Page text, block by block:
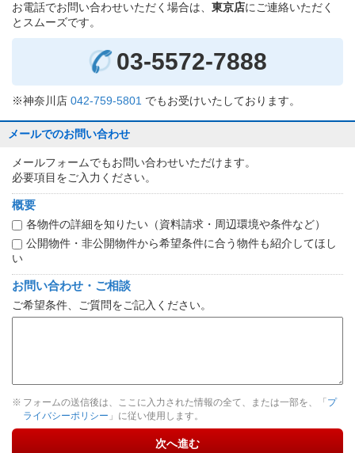
お電話でお問い合わせいただく場合は、 東京店にご連絡いただく
とスムーズです。
03-5572-7888
※神奈川店 042-759-5801 でもお受けいたしております。
メールでのお問い合わせ
メールフォームでもお問い合わせいただけます。
必要項目をご入力ください。
概要
各物件の詳細を知りたい（資料請求・周辺環境や条件など）
公開物件・非公開物件から希望条件に合う物件も紹介してほし
い
お問い合わせ・ご相談
ご希望条件、ご質問をご記入ください。
フォームの送信後は、ここに入力された情報の全て、または一部を、「 プ
ライバシーポリシー 」に従い使用します。
次へ進む